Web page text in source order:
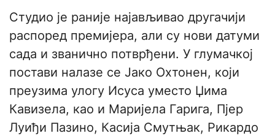
Студио је раније најављивао другачији
распоред премијера, али су нови датуми
сада и званично потврђени. У глумачкој
постави налазе се Јако Охтонен, који
преузима улогу Исуса уместо Џима
Кавизела, као и Маријела Гарига, Пјер
Луиђи Пазино, Касија Смутњак, Рикардо